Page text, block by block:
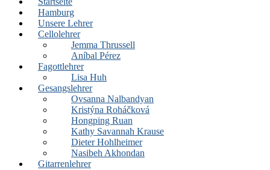
Hamburg
Hamburg
Unsere Lehrer
Cellolehrer
Jemma Thrussell
Aníbal Pérez
Fagottlehrer
Lisa Huh
Gesangslehrer
Ovsanna Nalbandyan
Kristýna Roháčková
Hongping Ruan
Kathy Savannah Krause
Dieter Hohlheimer
Nasibeh Akhondan
Gitarrenlehrer